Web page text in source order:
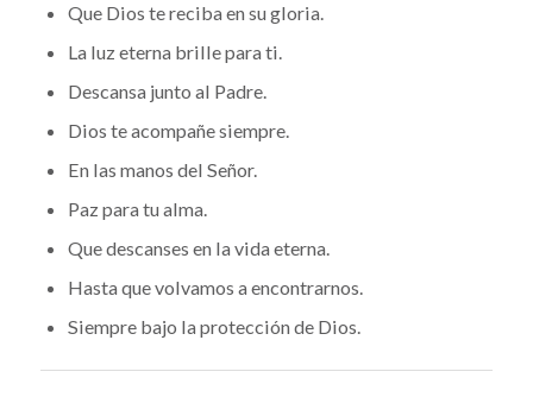
Que Dios te reciba en su gloria.
La luz eterna brille para ti.
Descansa junto al Padre.
Dios te acompañe siempre.
En las manos del Señor.
Paz para tu alma.
Que descanses en la vida eterna.
Hasta que volvamos a encontrarnos.
Siempre bajo la protección de Dios.